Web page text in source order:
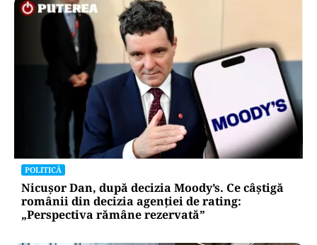
POLITICĂ
Nicușor Dan, după decizia Moody’s. Ce câștigă
românii din decizia agenției de rating:
„Perspectiva rămâne rezervată”